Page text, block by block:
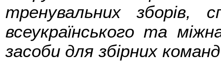
тренувальних зборів,
всеукраїнського та
засоби для збірних